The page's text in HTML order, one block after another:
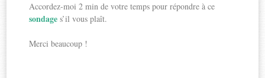
Accordez-moi 2 min de votre temps pour répondre à ce
sondages’il vous plaît.
Merci beaucoup !